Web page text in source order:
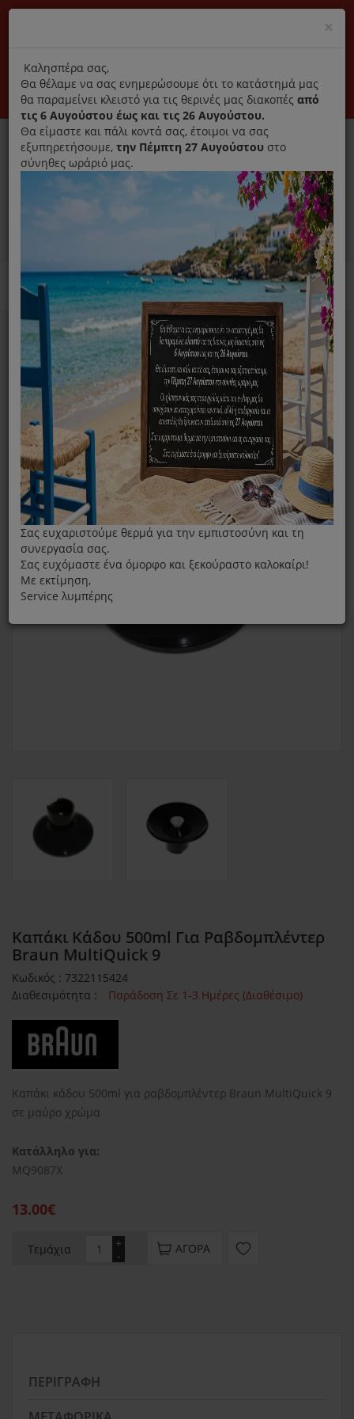
Αποκλειστικά γνήσια ανταλλακτικά
Σύνδεση Εγγραφή Εταιρεία Επικοινωνία
0
Ανταλλακτικά ηλεκτρικών συσκευών MENU
Home Συσκευές Μαγειρικής
Ραβδομπλέντερ
Καπάκι Κάδου 500ml Για Ραβδομπλέντερ Braun MultiQuick
Καπάκι Κάδου 500ml Για Ραβδομπλέντερ
Braun MultiQuick 9
Κωδικός : 7322115424
Διαθεσιμότητα :
Παράδοση Σε 1-3 Ημέρες (Διαθέσιμο)
Καπάκι κάδου 500ml για ραβδομπλέντερ Braun MultiQuick 9
σε μαύρο χρώμα
Κατάλληλο για:
MQ9087X
13.00€
Τεμάχια -
+ ΑΓΟΡΆ
ΠΕΡΙΓΡΑΦΉ
×
title
Καλησπέρα σας,
Θα θέλαμε να σας ενημερώσουμε ότι το κατάστημά μας
θα παραμείνει κλειστό για τις θερινές μας διακοπές από
τις 6 Αυγούστου έως και τις 26 Αυγούστου.
Θα είμαστε και πάλι κοντά σας, έτοιμοι να σας
εξυπηρετήσουμε, την Πέμπτη 27 Αυγούστου στο
σύνηθες ωράριό μας.
Σας ευχαριστούμε θερμά για την εμπιστοσύνη και τη
συνεργασία σας.
Σας ευχόμαστε ένα όμορφο και ξεκούραστο καλοκαίρι!
Με εκτίμηση,
Service λυμπέρης